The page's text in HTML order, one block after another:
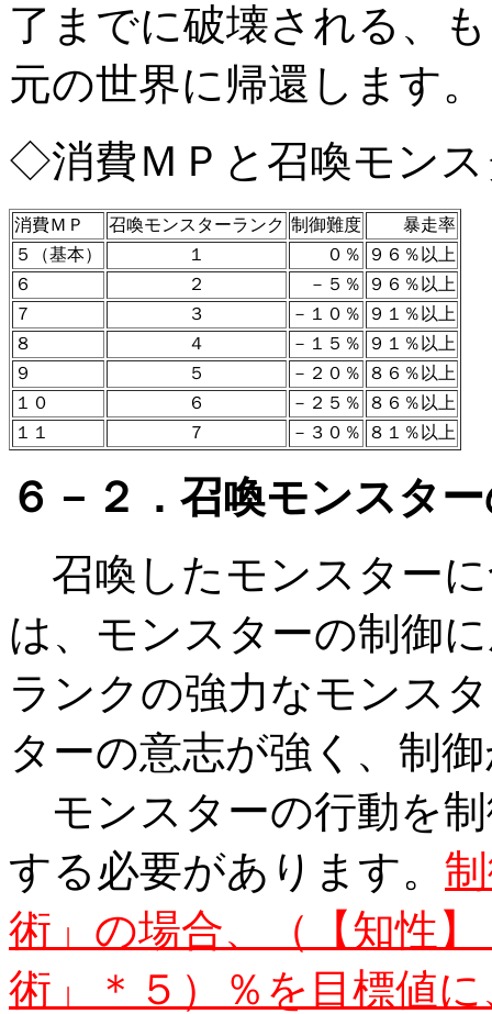
了までに破壊される、
元の世界に帰還します。
◇消費ＭＰと召喚モン
消費ＭＰ 召喚モンスターランク 制御難度
暴走率
５（基本）
１ ０％
９６％以上
６
２ －５％
９６％以上
７
３ －１０％
９１％以上
８
４ －１５％
９１％以上
９
５ －２０％
８６％以上
１０
６ －２５％
８６％以上
１１
７ －３０％ ８１％以上
６－２．召喚モンスタ
召喚したモンスター
は、モンスターの制御
ランクの強力なモンス
ターの意志が強く、制
モンスターの行動を
する必要があります。
術」の場合、（【知性
術」＊５）％を目標値